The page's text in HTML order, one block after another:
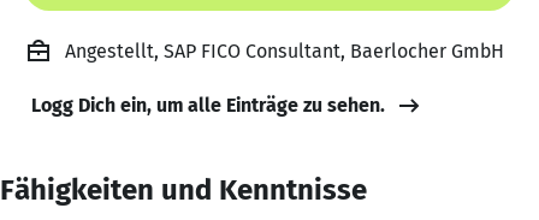
Angestellt, SAP FICO Consultant, Baerlocher GmbH
Logg Dich ein, um alle Einträge zu sehen.
Fähigkeiten und Kenntnisse